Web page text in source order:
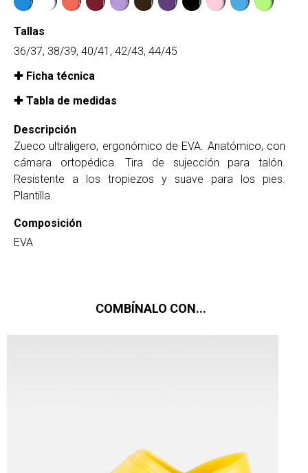
Tallas
36/37, 38/39, 40/41, 42/43, 44/45
Ficha técnica
Tabla de medidas
Descripción
Zueco ultraligero, ergonómico de EVA. Anatómico, con
cámara ortopédica. Tira de sujección para talón.
Resistente a los tropiezos y suave para los pies.
Plantilla.
Composición
EVA
COMBÍNALO CON...